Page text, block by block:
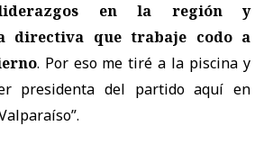
liderazgos en la región y
directiva que trabaje codo a
. Por eso me tiré a la piscina y
presidenta del partido aquí en